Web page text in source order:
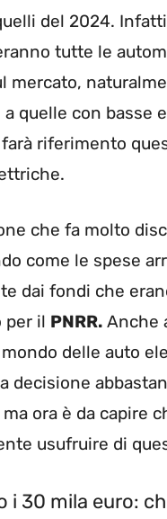
del 2024.
tutte le
mercato,
quelle con basse
farà riferimento
che fa molto
come le spese
dai fondi che
per il PNRR. Anche
delle auto
decisione
ora è da capire
usufruire di
i 30 mila euro: